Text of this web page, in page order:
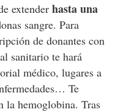
extender hasta una
sangre. Para
de donantes con
sanitario te hará
médico, lugares a
Te
la hemoglobina. Tras